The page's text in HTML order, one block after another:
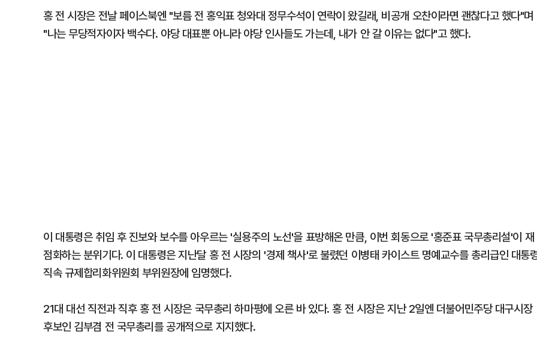
홍 전 시장은 전날 페이스북엔 "보름 전 홍익표 청와대 정무수석이 연락이 왔길래, 비공개 오찬이라면 괜찮다고 했다"며
"나는 무당적자이자 백수다. 야당 대표뿐 아니라 야당 인사들도 가는데, 내가 안 갈 이유는 없다"고 했다.
이 대통령은 취임 후 진보와 보수를 아우르는 '실용주의 노선'을 표방해온 만큼, 이번 회동으로 '홍준표 국무총리설'이 재
점화하는 분위기다. 이 대통령은 지난달 홍 전 시장의 '경제 책사'로 불렸던 이병태 카이스트 명예교수를 총리급인 대통
직속 규제합리화위원회 부위원장에 임명했다.
21대 대선 직전과 직후 홍 전 시장은 국무총리 하마평에 오른 바 있다. 홍 전 시장은 지난 2일엔 더불어민주당 대구시장
후보인 김부겸 전 국무총리를 공개적으로 지지했다.